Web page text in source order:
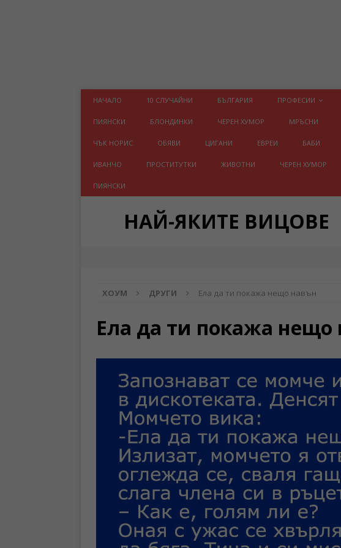
НАЧАЛО 10 СЛУЧАЙНИ БЪЛГАРИЯ ПРОФЕСИИ
ПИЯНСКИ БЛОНДИНКИ ЧЕРЕН ХУМОР МРЪСНИ
ЧЪК НОРИС ОБЯВИ ЦИГАНИ ЕВРЕИ БАБИ
ИВАНЧО ПРОСТИТУТКИ ЖИВОТНИ ЧЕРЕН ХУМОР
ПИЯНСКИ
НАЙ-ЯКИТЕ ВИЦОВЕ
ХОУМ ДРУГИ Ела да ти покажа нещо навън
Ела да ти покажа нещо